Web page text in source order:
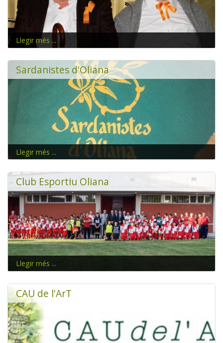
De l’embrió de les caramelles i el Cor Parroquial neix la
Llegir més ...
Sardanistes d'Oliana
Exhibicions, classes, ballades, d'estiu...
Llegir més ...
Club Esportiu Oliana
Llegir més ...
CAU de l'ArT